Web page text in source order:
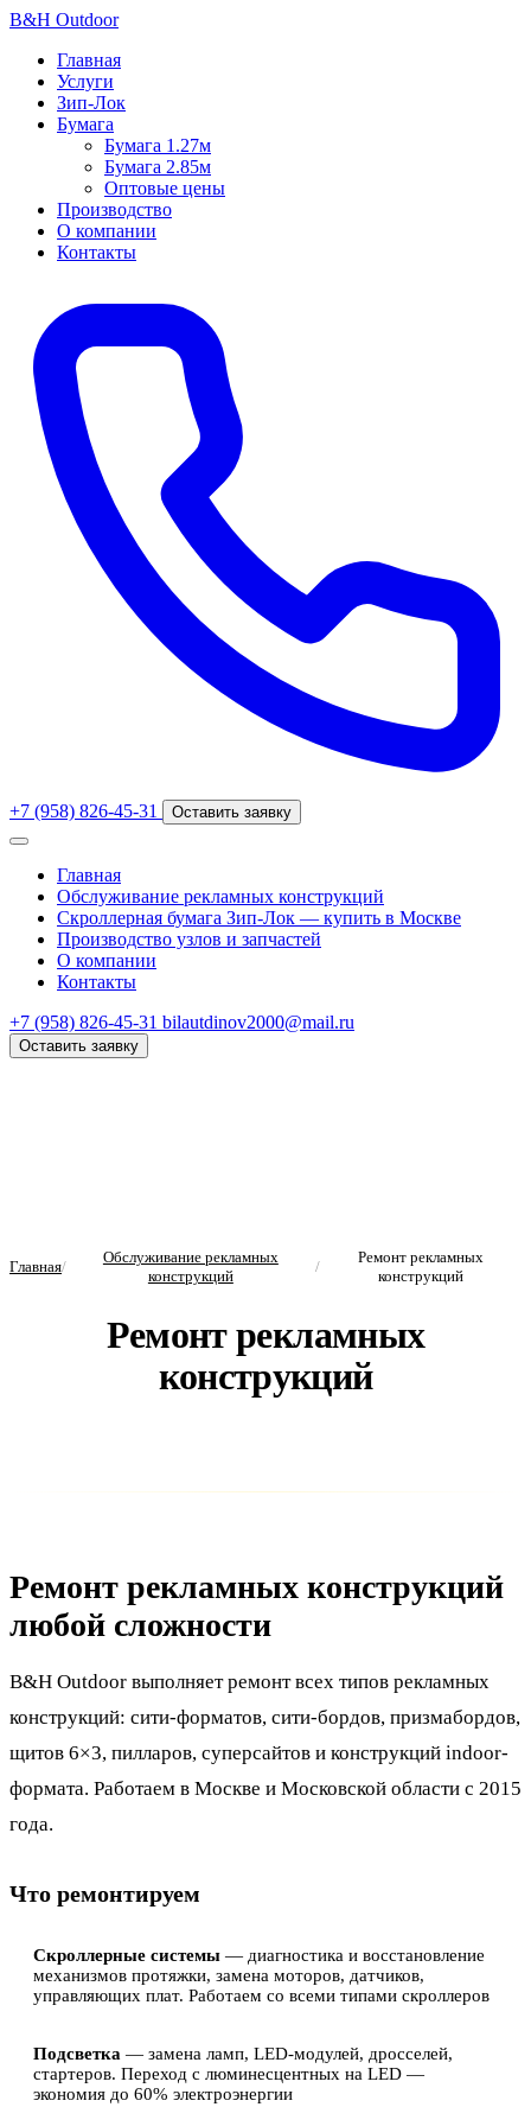
B&H Outdoor
Главная
Услуги
Зип-Лок
Бумага
Бумага 1.27м
Бумага 2.85м
Оптовые цены
Производство
О компании
Контакты
+7 (958) 826-45-31 Оставить заявку
Главная
Обслуживание рекламных конструкций
Скроллерная бумага Зип-Лок — купить в Москве
Производство узлов и запчастей
О компании
Контакты
+7 (958) 826-45-31 bilautdinov2000@mail.ru
Оставить заявку
Главная/
Обслуживание рекламных
конструкций
/
Ремонт рекламных
конструкций
Ремонт рекламных
конструкций
Ремонт рекламных конструкций
любой сложности
B&H Outdoor выполняет ремонт всех типов рекламных
конструкций: сити-форматов, сити-бордов, призмабордов,
щитов 6×3, пилларов, суперсайтов и конструкций indoor-
формата. Работаем в Москве и Московской области с 2015
года.
Что ремонтируем
Скроллерные системы — диагностика и восстановление
механизмов протяжки, замена моторов, датчиков,
управляющих плат. Работаем со всеми типами скроллеров
Подсветка — замена ламп, LED-модулей, дросселей,
стартеров. Переход с люминесцентных на LED —
экономия до 60% электроэнергии